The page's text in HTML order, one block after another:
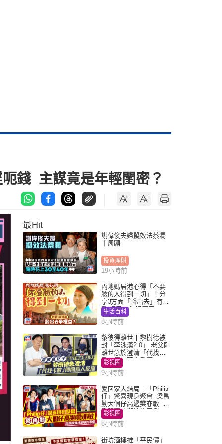
錢 主謀竟是年輕閨密？
最Hit
謝偉俊夫婦擬效法蔡瀾
｜周顯
投資理財
19小時前
內地媽居港心得「不要
臉的人得到一切」！分
享3方面「豁出去」有著
數 網民：你好厲害
生活百科
8小時前
黎彼得離世丨黎樹德被
封「李泳漢2.0」 老父剛
離世急於澄清「代找卡
數」傳聞惹人反感
影視圈
9小時前
愛回家大結局｜「Philip
仔」驚喜現身聚會 梁禹
勤大個仔高過樊亦敏 超
乖黐實林淑敏許家傑
影視圈
8小時前
街坊酒樓推「平民價」